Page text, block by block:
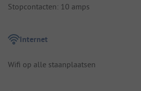
Stopcontacten: 10 amps
Internet
Wifi op alle staanplaatsen